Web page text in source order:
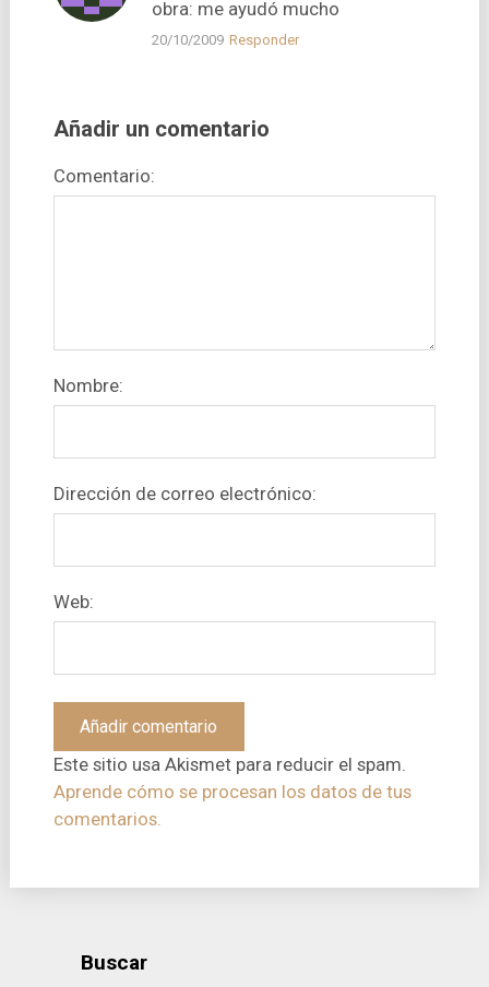
obra: me ayudó mucho
20/10/2009 Responder
Añadir un comentario
Comentario:
Nombre:
Dirección de correo electrónico:
Web:
Este sitio usa Akismet para reducir el spam.
Aprende cómo se procesan los datos de tus
comentarios.
Buscar